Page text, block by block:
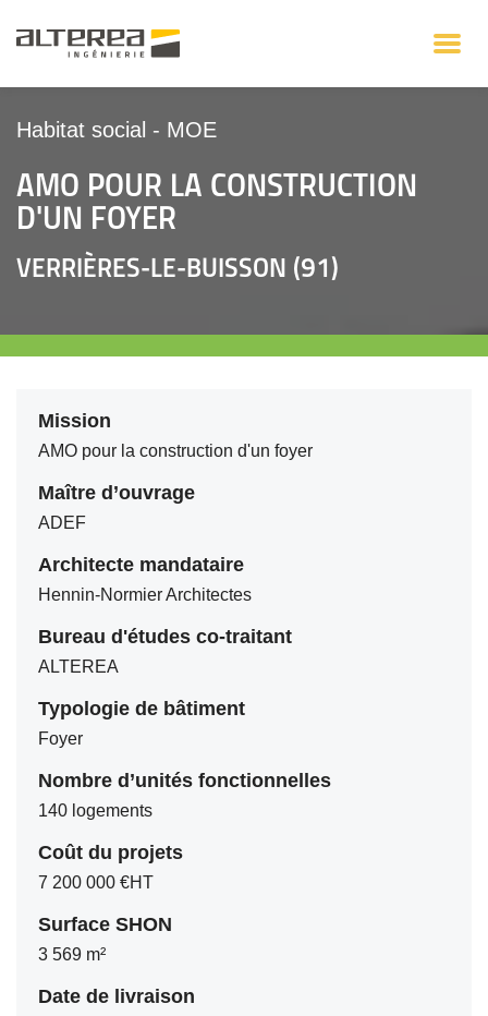
Habitat social - MOE
AMO POUR LA CONSTRUCTION
D'UN FOYER
VERRIÈRES-LE-BUISSON (91)
Mission
AMO pour la construction d'un foyer
Maître d’ouvrage
ADEF
Architecte mandataire
Hennin-Normier Architectes
Bureau d'études co-traitant
ALTEREA
Typologie de bâtiment
Foyer
Nombre d’unités fonctionnelles
140 logements
Coût du projets
7 200 000 €HT
Surface SHON
3 569 m²
Date de livraison